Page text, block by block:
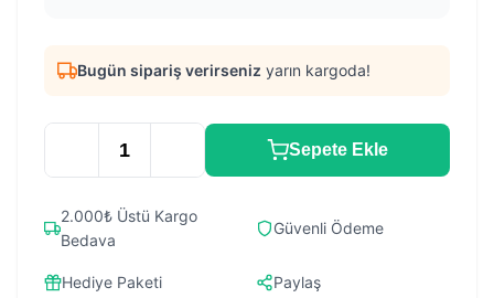
Bugün sipariş verirseniz yarın kargoda!
Sepete Ekle
2.000₺ Üstü Kargo
Bedava
Güvenli Ödeme
Hediye Paketi Paylaş